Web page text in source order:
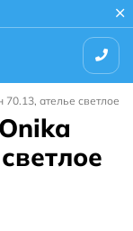
70.13, ателье светлое